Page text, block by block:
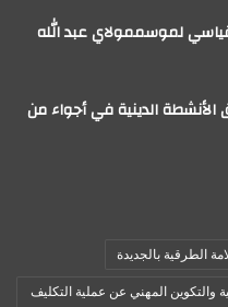
إحصاء قياسي لموسممولاي عبد الله
الدينية في أجواء من
الطرقية بالجديدة
والتكوين المهني عن عملية التكليف